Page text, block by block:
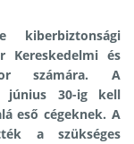
kiberbiztonsági
Kereskedelmi és
számára. A
június 30-ig kell
eső cégeknek. A
a szükséges